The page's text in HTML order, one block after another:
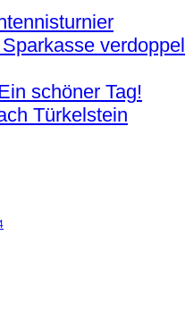
schöner Tag!
Türkelstein